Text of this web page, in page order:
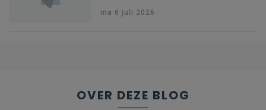
federale RIZIV-
ma 6 juli 2026
OVER DEZE BLOG